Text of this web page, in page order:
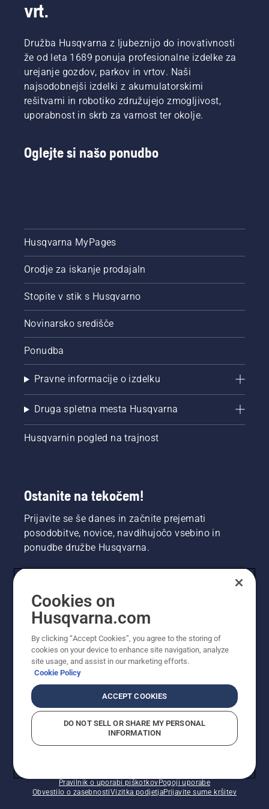
vrt.
Družba Husqvarna z ljubeznijo do inovativnosti
že od leta 1689 ponuja profesionalne izdelke za
urejanje gozdov, parkov in vrtov. Naši
najsodobnejši izdelki z akumulatorskimi
rešitvami in robotiko združujejo zmogljivost,
uporabnost in skrb za varnost ter okolje.
Oglejte si našo ponudbo
Husqvarna MyPages
Orodje za iskanje prodajaln
Stopite v stik s Husqvarno
Novinarsko središče
Ponudba
Pravne informacije o izdelku
Druga spletna mesta Husqvarna
Husqvarnin pogled na trajnost
Ostanite na tekočem!
Prijavite se še danes in začnite prejemati
posodobitve, novice, navdihujočo vsebino in
ponudbe družbe Husqvarna.
Pravilnik o uporabi piškotkovPogoji uporabe
Obvestilo o zasebnostiVizitka podjetjaPrijavite sume kršitev
Cookies on
Husqvarna.com
By clicking “Accept Cookies”, you agree to the storing of
cookies on your device to enhance site navigation, analyze
site usage, and assist in our marketing efforts.
Cookie Policy
ACCEPT COOKIES
DO NOT SELL OR SHARE MY PERSONAL
INFORMATION